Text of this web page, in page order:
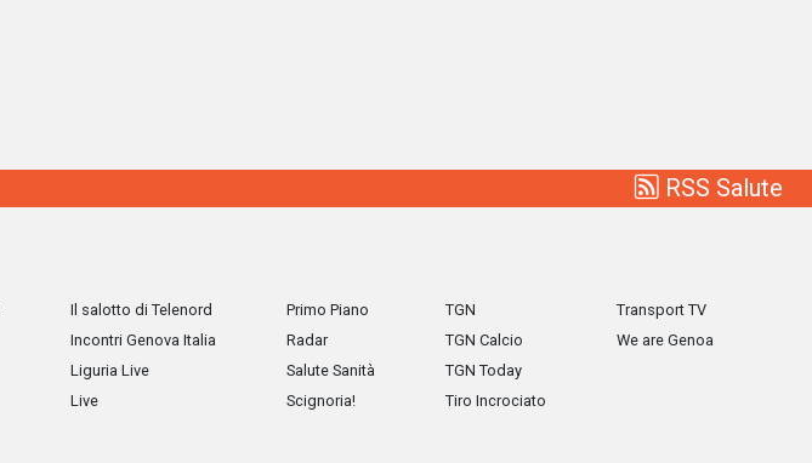
RSS Salute
Il salotto di Telenord
Incontri Genova Italia
Liguria Live
Live
Primo Piano
Radar
Salute Sanità
Scignoria!
TGN
TGN Calcio
TGN Today
Tiro Incrociato
Transport TV
We are Genoa